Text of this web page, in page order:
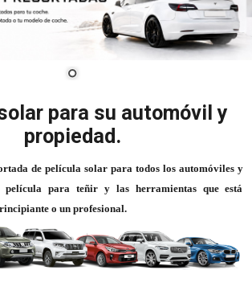
para su automóvil y
propiedad.
de película solar para todos los automóviles y
película para teñir y las herramientas que está
o un profesional.